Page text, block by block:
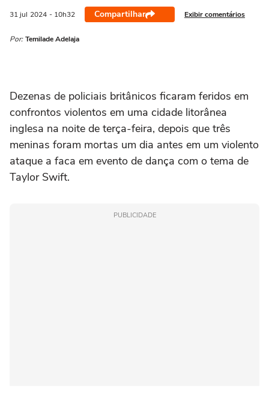
31 jul 2024 - 10h32 Compartilhar Exibir comentários
Por: Temilade Adelaja
Dezenas de policiais britânicos ficaram feridos em
confrontos violentos em uma cidade litorânea
inglesa na noite de terça-feira, depois que três
meninas foram mortas um dia antes em um violento
ataque a faca em evento de dança com o tema de
Taylor Swift.
PUBLICIDADE